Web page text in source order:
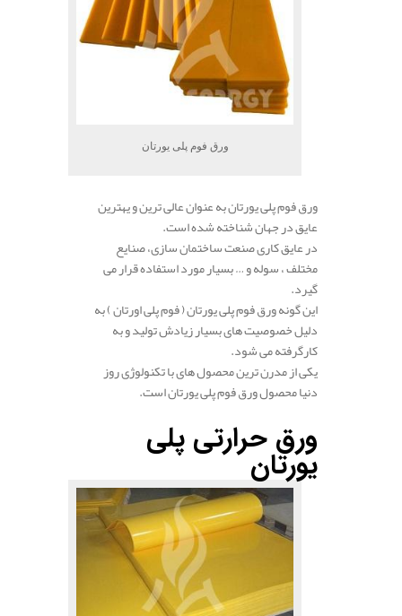
ورق فوم پلی یورتان
ورق فوم پلی یورتان به عنوان عالی ترین و یهترین
عایق در جهان شناخته شده است.
در عایق کاری صنعت ساختمان سازی، صنایع
مختلف ، سوله و … بسیار مورد استفاده قرار می
گیرد.
این گونه ورق فوم پلی یورتان ( فوم پلی اورتان ) به
دلیل خصوصیت های بسیار زیادش تولید و به
کارگرفته می شود.
یکی از مدرن ترین محصول های با تکنولوژی روز
دنیا محصول ورق فوم پلی یورتان است.
ورق حرارتی پلی
یورتان